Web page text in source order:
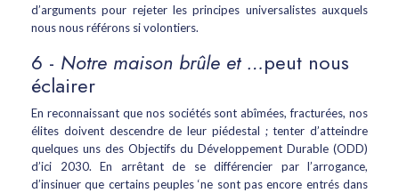
d’arguments pour rejeter les principes universalistes auxquels
nous nous référons si volontiers.
6 - Notre maison brûle et …peut nous
éclairer
En reconnaissant que nos sociétés sont abîmées, fracturées, nos
élites doivent descendre de leur piédestal ; tenter d’atteindre
quelques uns des Objectifs du Développement Durable (ODD)
d’ici 2030. En arrêtant de se différencier par l’arrogance,
d’insinuer que certains peuples ‘ne sont pas encore entrés dans